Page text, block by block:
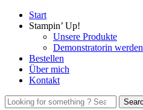
Start
Stampin’ Up!
Unsere Produkte
Demonstratorin werden
Bestellen
Über mich
Kontakt